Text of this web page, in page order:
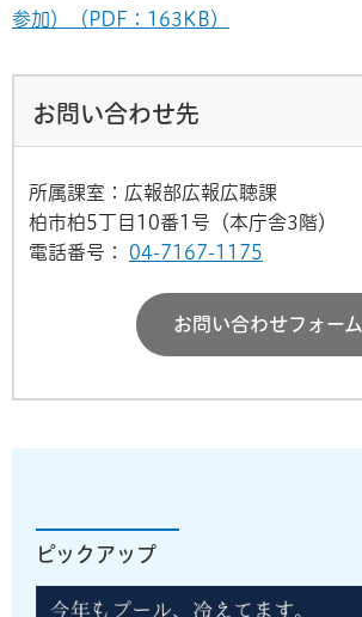
参加）（PDF：163KB）
お問い合わせ先
所属課室：広報部広報広聴課
柏市柏5丁目10番1号（本庁舎3階）
電話番号：
04-7167-1175
お問い合わせフォーム
ピックアップ